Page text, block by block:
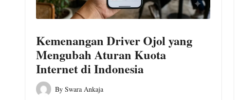
m
Kemenangan Driver Ojol yang
Mengubah Aturan Kuota
Internet di Indonesia
Posted
By Swara Ankaja